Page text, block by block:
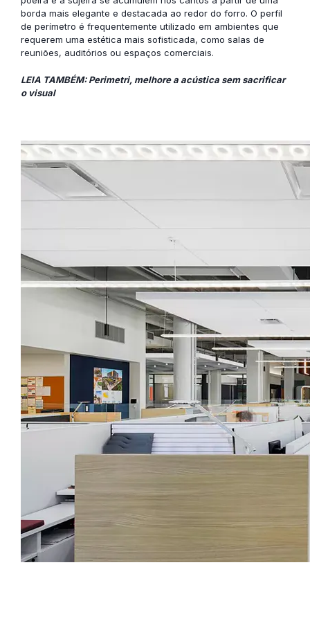
borda mais elegante e destacada ao redor do forro. O perfil
de perímetro é frequentemente utilizado em ambientes que
requerem uma estética mais sofisticada, como salas de
reuniões, auditórios ou espaços comerciais.
LEIA TAMBÉM: Perimetri, melhore a acústica sem sacrificar
o visual